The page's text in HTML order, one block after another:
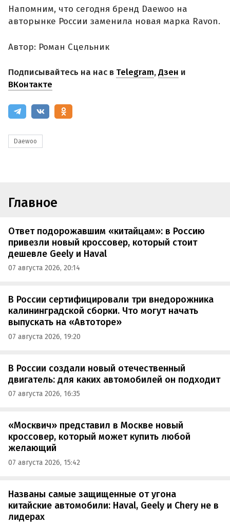
Напомним, что сегодня бренд Daewoo на
авторынке России заменила новая марка Ravon.
Автор: Роман Сцельник
Подписывайтесь на нас в Telegram,Дзен и
ВКонтакте
Daewoo
Главное
Ответ подорожавшим «китайцам»: в Россию
привезли новый кроссовер, который стоит
дешевле Geely и Haval
07 августа 2026, 20:14
В России сертифицировали три внедорожника
калининградской сборки. Что могут начать
выпускать на «Автоторе»
07 августа 2026, 19:20
В России создали новый отечественный
двигатель: для каких автомобилей он подходит
07 августа 2026, 16:35
«Москвич» представил в Москве новый
кроссовер, который может купить любой
желающий
07 августа 2026, 15:42
Названы самые защищенные от угона
китайские автомобили: Haval, Geely и Chery не в
лидерах